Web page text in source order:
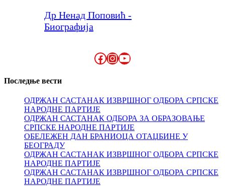
Др Ненад Поповић -
Биографија
Facebook
Instagram
YouTube
Последње вести
ОДРЖАН САСТАНАК ИЗВРШНОГ ОДБОРА СРПСКЕ
НАРОДНЕ ПАРТИЈЕ
ОДРЖАН САСТАНАК ОДБОРА ЗА ОБРАЗОВАЊЕ
СРПСКЕ НАРОДНЕ ПАРТИЈЕ
ОБЕЛЕЖЕН ДАН БРАНИОЦА ОТАЏБИНЕ У
БЕОГРАДУ
ОДРЖАН САСТАНАК ИЗВРШНОГ ОДБОРА СРПСКЕ
НАРОДНЕ ПАРТИЈЕ
ОДРЖАН САСТАНАК ИЗВРШНОГ ОДБОРА СРПСКЕ
НАРОДНЕ ПАРТИЈЕ